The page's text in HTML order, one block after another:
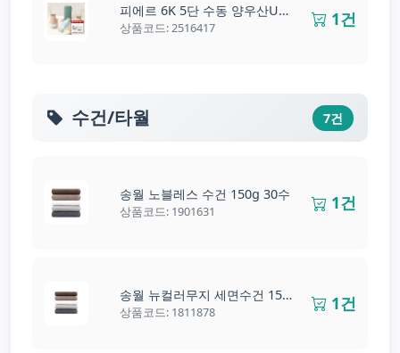
피에르 6K 5단 수동 양우산UPF50 파우치 증정
상품코드: 2516417 1건
수건/타월 7건
송월 노블레스 수건 150g 30수
상품코드: 1901631 1건
송월 뉴컬러무지 세면수건 150g
상품코드: 1811878 1건